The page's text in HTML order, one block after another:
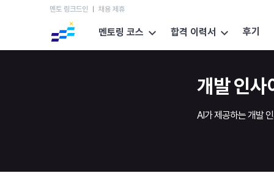
멘토 링크드인 채용 제휴
멘토링 코스 합격 이력서 후기
개발 인사
AI가 제공하는 개발